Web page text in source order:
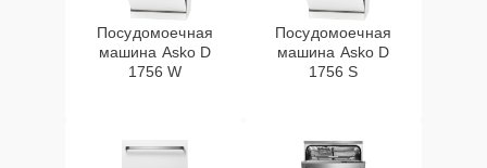
Посудомоечная
машина Asko D
1756 W
Посудомоечная
машина Asko D
1756 S